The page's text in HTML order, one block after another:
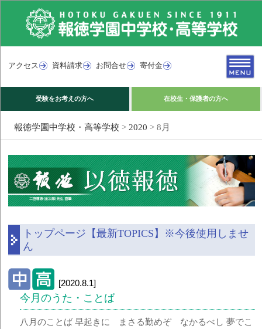
アクセス 資料請求 お問合せ 寄付金
受験をお考えの方へ 在校生・保護者の方へ
報徳学園中学校・高等学校 > 2020 > 8月
トップページ【最新TOPICS】※今後使用しませ
ん
[2020.8.1]
今月のうた・ことば
八月のことば 早起きに まさる勤めぞ なかるべし 夢でこ